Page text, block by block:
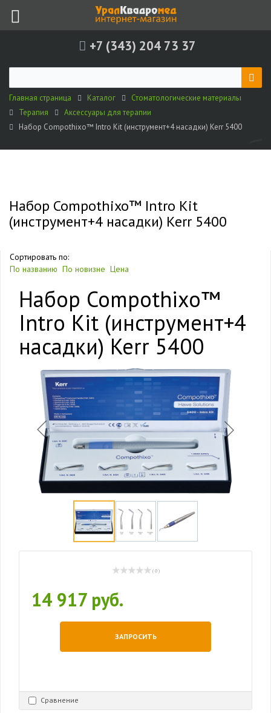
+7 (343) 204 73 37
Главная страница Каталог
Стоматологические материалы
Терапия
Аксессуары для терапии
Набор Compothixo™ Intro Kit (инструмент+4 насадки) Kerr 5400
Набор Compothixo™ Intro Kit
(инструмент+4 насадки) Kerr 5400
Сортировать по:
По названию По новизне Цена
Набор Compothixo™
Intro Kit (инструмент+4
насадки) Kerr 5400
( 0 )
14 917 руб.
ЗАПРОСИТЬ
Сравнение